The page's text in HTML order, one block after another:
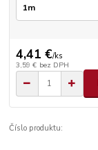
4,41 €/ks
3,59 € bez DPH
Číslo produktu: